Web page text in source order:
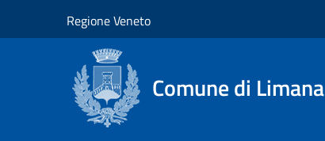
Regione Veneto
Comune di Limana